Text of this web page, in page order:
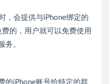
，会提供与iPhone绑定的
的，用户就可以免费使用
务。
的iPhone账号给特定的群